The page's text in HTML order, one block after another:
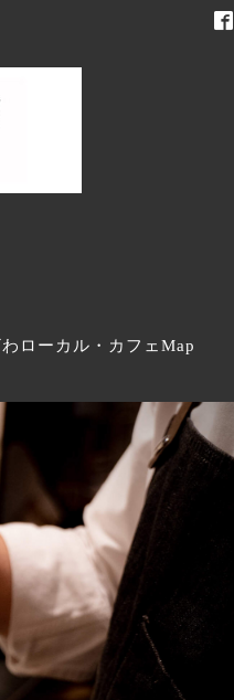
ローカル・カフェMap